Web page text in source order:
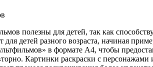
полезны для детей, так как
детей разного возраста, начиная
в формате A4, чтобы
Картинки раскраски с